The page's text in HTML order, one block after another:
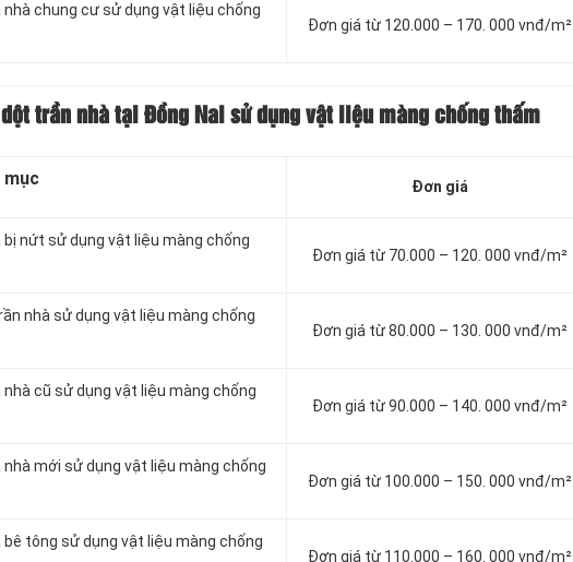
chung cư sử dụng vật liệu chống
Đơn giá từ 120.000 – 170. 000 vnđ/m²
trần nhà tại Đồng Nai sử dụng vật liệu màng chống thấm
mục Đơn giá
nứt sử dụng vật liệu màng chống
Đơn giá từ 70.000 – 120. 000 vnđ/m²
nhà sử dụng vật liệu màng chống
Đơn giá từ 80.000 – 130. 000 vnđ/m²
cũ sử dụng vật liệu màng chống
Đơn giá từ 90.000 – 140. 000 vnđ/m²
mới sử dụng vật liệu màng chống
Đơn giá từ 100.000 – 150. 000 vnđ/m²
tông sử dụng vật liệu màng chống
Đơn giá từ 110.000 – 160. 000 vnđ/m²